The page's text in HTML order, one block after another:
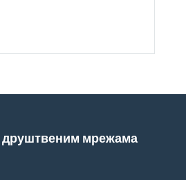
друштвеним мрежама